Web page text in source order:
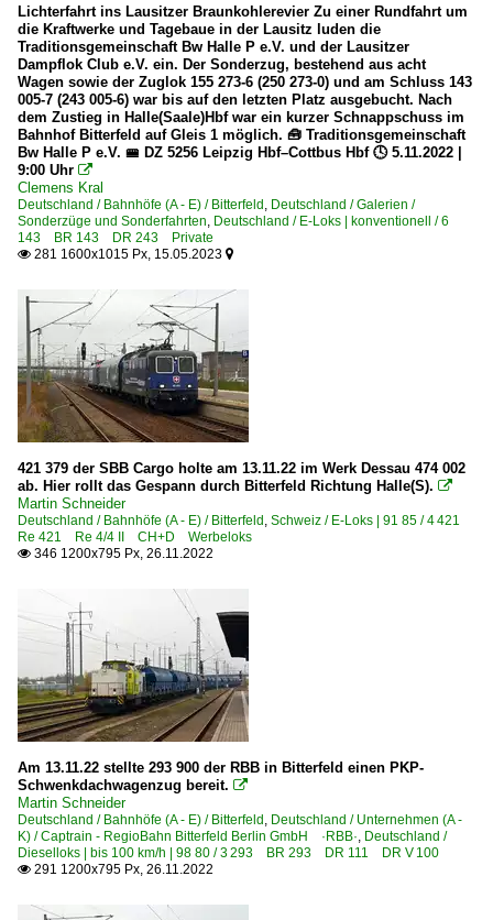
6 120 BR 120.1
6 120 BR 120.1 Werbeloks
6 145 BR 145 ·Traxx AC·
6 145 BR 145 ·Traxx AC· Private
6 145 BR 145 ·Traxx AC· Werbeloks
6 146 BR 146 ·Traxx AC1/2· Lokportraits
6 146 BR 146 ·Traxx AC1/2· Werbeloks
6 146 BR 146.5 ·Traxx AC2· IC
6 152 BR 152 ·ES 64 F·
6 152 BR 152 ·ES 64 F· Werbeloks
6 182 BR 182 ·ES 64 U2·
6 182 BR 182 ·ES 64 U2· Private
6 182 BR 182 ·ES 64 U2· Werbeloks
6 185 BR 185 ·Traxx AC1/2·
6 185 BR 185 ·Traxx AC1/2· Lokportaits
6 185 BR 185 ·Traxx AC1/2· Private
6 186 BR 186 ·Traxx MS2e·
6 186 BR 186 ·Traxx MS2e· Werbeloks
6 187 BR 187 ·Traxx AC3·
6 187 BR 187 ·Traxx AC3· Private
6 189 BR 189 ·ES 64 F4·
6 189 BR 189 ·ES 64 F4· Private
6 189 BR 189 ·ES 64 F4· Werbeloks
6 192 BR 192 ·Smartron·
6 193 ¦ 7 193 BR 193 ·Vectron AC/MS· 'X4 E' Private
6 193 BR 193 ·Vectron AC/MS·
Lichterfahrt ins Lausitzer Braunkohlerevier Zu einer Rundfahrt um
die Kraftwerke und Tagebaue in der Lausitz luden die
Traditionsgemeinschaft Bw Halle P e.V. und der Lausitzer
Dampflok Club e.V. ein. Der Sonderzug, bestehend aus acht
Wagen sowie der Zuglok 155 273-6 (250 273-0) und am Schluss 143
005-7 (243 005-6) war bis auf den letzten Platz ausgebucht. Nach
dem Zustieg in Halle(Saale)Hbf war ein kurzer Schnappschuss im
Bahnhof Bitterfeld auf Gleis 1 möglich. 🧰 Traditionsgemeinschaft
Bw Halle P e.V. 🚝 DZ 5256 Leipzig Hbf–Cottbus Hbf 🕓 5.11.2022 |
9:00 Uhr 
Clemens Kral
Deutschland / Bahnhöfe (A - E) / Bitterfeld , Deutschland / Galerien /
Sonderzüge und Sonderfahrten, Deutschland / E-Loks | konventionell / 6
143 BR 143 DR 243 Private
 281 1600x1015 Px, 15.05.2023 
421 379 der SBB Cargo holte am 13.11.22 im Werk Dessau 474 002
ab. Hier rollt das Gespann durch Bitterfeld Richtung Halle(S). 
Martin Schneider
Deutschland / Bahnhöfe (A - E) / Bitterfeld , Schweiz / E-Loks | 91 85 / 4 421
Re 421 Re 4/4 II CH+D Werbeloks
 346 1200x795 Px, 26.11.2022
Am 13.11.22 stellte 293 900 der RBB in Bitterfeld einen PKP-
Schwenkdachwagenzug bereit. 
Martin Schneider
Deutschland / Bahnhöfe (A - E) / Bitterfeld , Deutschland / Unternehmen (A -
K) / Captrain - RegioBahn Bitterfeld Berlin GmbH ·RBB·, Deutschland /
Dieselloks | bis 100 km/h | 98 80 / 3 293 BR 293 DR 111 DR V 100
 291 1200x795 Px, 26.11.2022